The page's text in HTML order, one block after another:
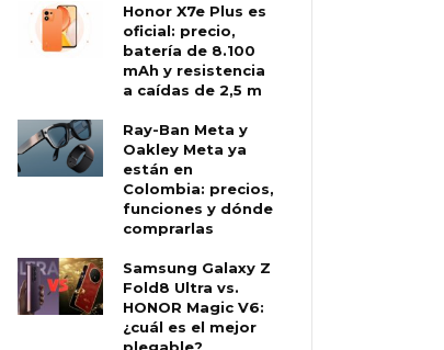
Honor X7e Plus es
oficial: precio,
batería de 8.100
mAh y resistencia
a caídas de 2,5 m
Ray-Ban Meta y
Oakley Meta ya
están en
Colombia: precios,
funciones y dónde
comprarlas
Samsung Galaxy Z
Fold8 Ultra vs.
HONOR Magic V6:
¿cuál es el mejor